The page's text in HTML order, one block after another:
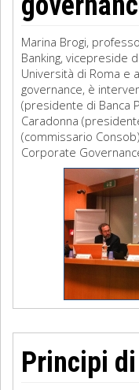
Marina Brogi,
Banking, vicepreside
Università di Roma e
governance, è
(presidente di Banca
Caradonna
(commissario
Corporate
Principi